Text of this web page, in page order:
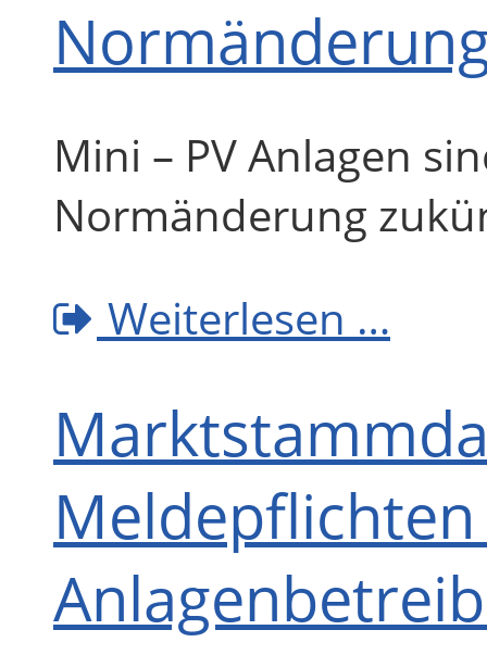
Mini – PV Anlagen
Normänderung
Weiterlesen …